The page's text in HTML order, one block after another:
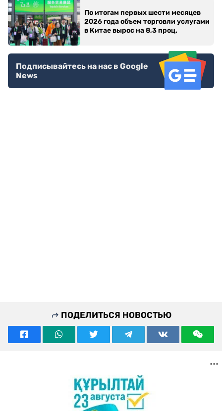
По итогам первых шести месяцев
2026 года объем торговли услугами
в Китае вырос на 8,3 проц.
Подписывайтесь на нас в Google
News
ПОДЕЛИТЬСЯ НОВОСТЬЮ